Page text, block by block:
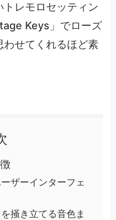
トレモロセッティン
Keys」でローズ
わせてくれるほど素
ザーインターフェ
掻き立てる音色ま